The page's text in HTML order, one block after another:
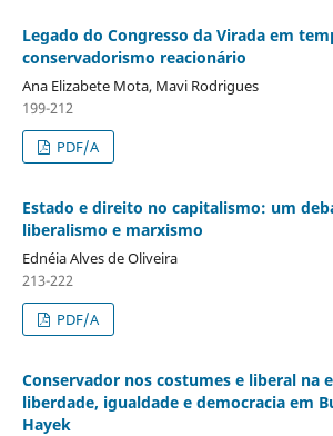
Legado do Congresso da Virada em
conservadorismo reacionário
Ana Elizabete Mota, Mavi Rodrigues
199-212
PDF/A
Estado e direito no capitalismo: um
liberalismo e marxismo
Ednéia Alves de Oliveira
213-222
PDF/A
Conservador nos costumes e liberal na
liberdade, igualdade e democracia em
Hayek